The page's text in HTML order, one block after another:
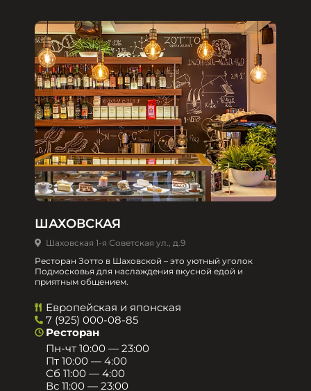
ШАХОВСКАЯ
Шаховская 1-я Советская ул., д.9
Ресторан Зотто в Шаховской – это уютный уголок
Подмосковья для наслаждения вкусной едой и
приятным общением.​
Европейская и японская
7 (925) 000-08-85
Ресторан
Пн-чт 10:00 — 23:00
Пт 10:00 — 4:00
Сб 11:00 — 4:00
Вс 11:00 — 23:00